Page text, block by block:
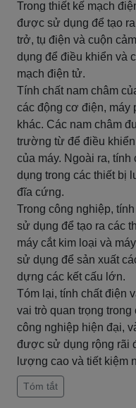
Trong thiết kế mạch
được sử dụng để tạo
trở, tụ điện và cuộn
dụng để điều khiển và
mạch điện tử.
Tính chất nam châm
các động cơ điện, máy
khác. Các nam châm
trường từ để điều
của máy. Ngoài ra,
dụng trong các thiết bị
đĩa cứng.
Trong công nghiệp,
sử dụng để tạo ra các
máy cắt kim loại và
sử dụng để sản xuất
dựng các kết cấu lớn.
Tóm lại, tính chất điện
vai trò quan trọng
công nghiệp hiện đại,
được sử dụng rộng rãi
lượng cao và tiết kiệm
Tóm tắt